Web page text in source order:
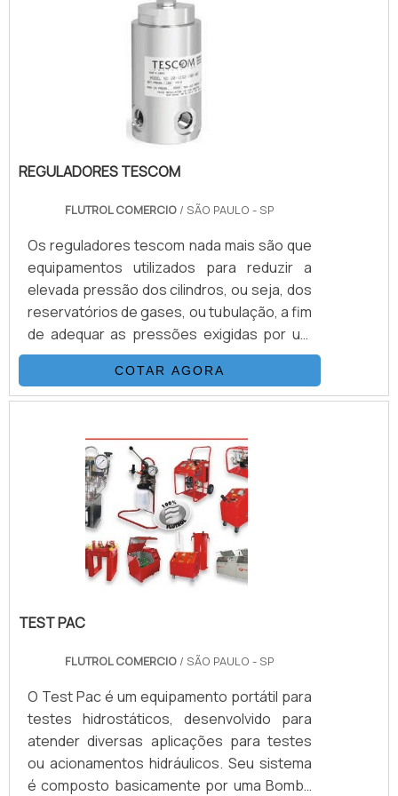
tamanho compacto e peso dessas
espaço e peso trariam dificuldades.INFO.
REGULADORES TESCOM
FLUTROL COMERCIO / SÃO PAULO - SP
Os reguladores tescom nada mais são que
equipamentos utilizados para reduzir a
elevada pressão dos cilindros, ou seja, dos
reservatórios de gases, ou tubulação, a fim
de adequar as pressões exigidas por um
determinado equipamento ou projeto.São
utensílios desenhados para que haja
compatibilidade somente com os gases
existência é trivial para o funcionamento
seguro e adequado do sistema ao qual o
regulador de pressão é
designado.VANTAGENS FUNDAMENTAIS EM
COTAR AGORA
TEST PAC
FLUTROL COMERCIO / SÃO PAULO - SP
O Test Pac é um equipamento portátil para
testes hidrostáticos, desenvolvido para
atender diversas aplicações para testes
ou acionamentos hidráulicos. Seu sistema
é composto basicamente por uma Bomba